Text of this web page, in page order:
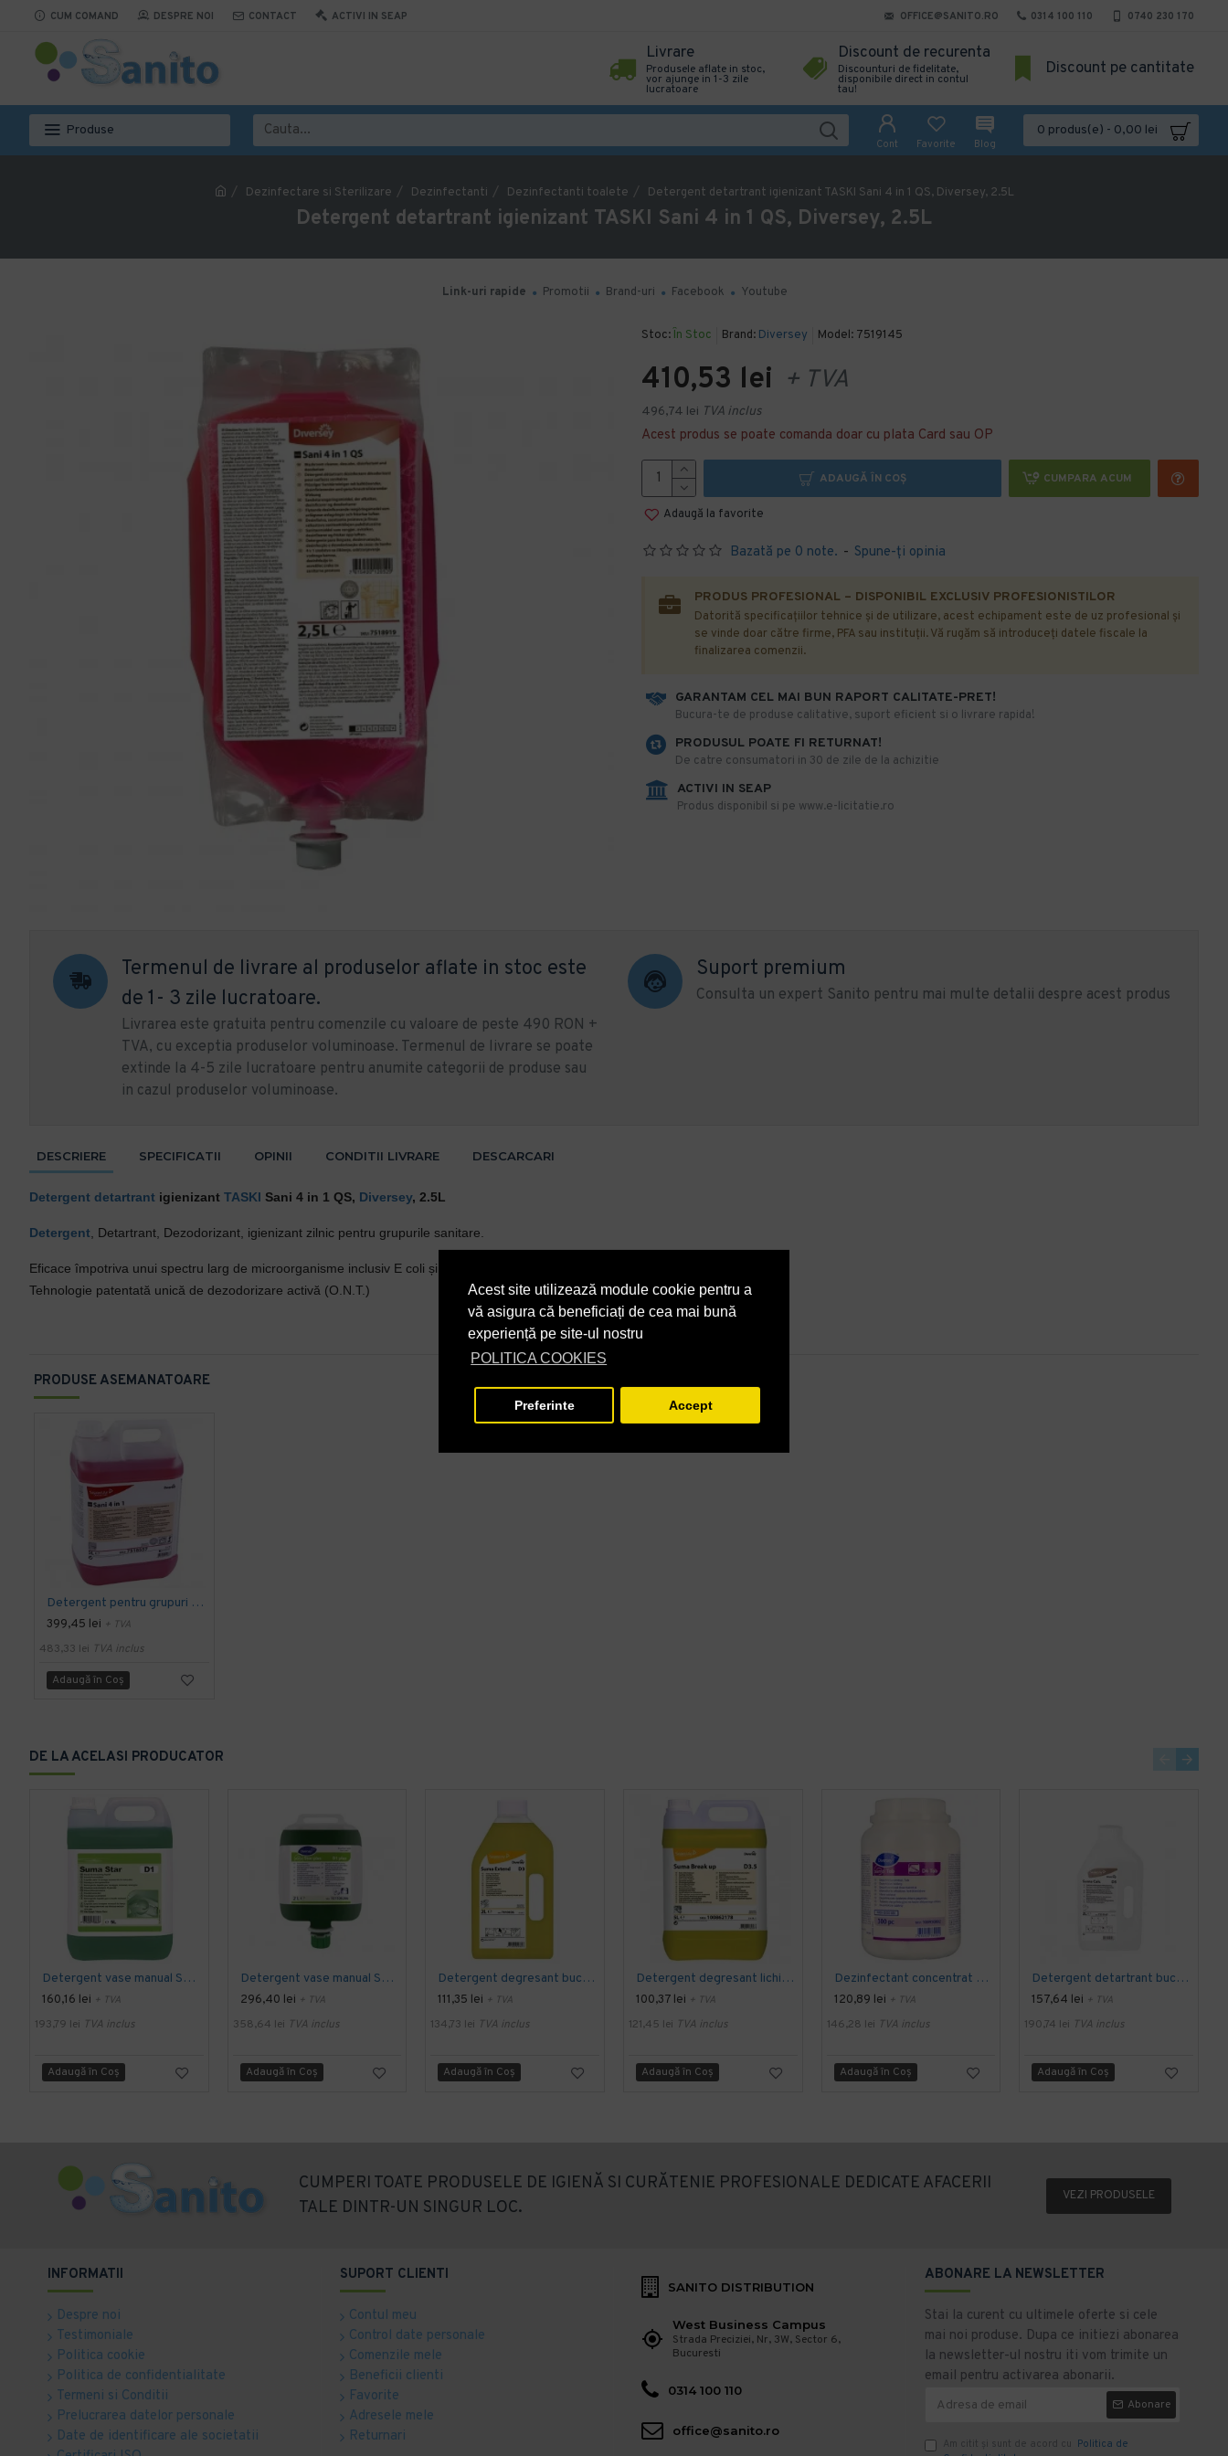
Acest site utilizează module cookie pentru a
vă asigura că beneficiați de cea mai bună
experiență pe site-ul nostru
POLITICA COOKIES
Preferinte Accept
CUM COMAND DESPRE NOI CONTACT ACTIVI IN SEAP OFFICE@SANITO.RO 0314 100 110 0740 230 170
Livrare
Produsele aflate in stoc,
vor ajunge in 1-3 zile
lucratoare
Discount de recurenta
Discounturi de fidelitate,
disponibile direct in contul
tau!
Discount pe cantitate
Produse
Cont Favorite Blog
0 produs(e) - 0,00 lei
Dezinfectare si Sterilizare Dezinfectanti Dezinfectanti toalete Detergent detartrant igienizant TASKI Sani 4 in 1 QS, Diversey, 2.5L
Detergent detartrant igienizant TASKI Sani 4 in 1 QS, Diversey, 2.5L
Link-uri rapide Promotii Brand-uri Facebook Youtube
Stoc: În Stoc Brand: Diversey Model: 7519145
Bazată pe 0 note. - Spune-ţi opinia
410,53 lei + TVA
496,74 lei TVA inclus
Acest produs se poate comanda doar cu plata Card sau OP
ADAUGĂ ÎN COŞ CUMPARA ACUM
Adaugă la favorite
GARANTAM CEL MAI BUN RAPORT CALITATE-PRET!
​Bucura-te de produse calitative, suport eficient si o livrare rapida!
PRODUSUL POATE FI RETURNAT!
De catre consumatori in 30 de zile de la achizitie
ACTIVI IN SEAP
Produs disponibil si pe www.e-licitatie.ro
PRODUS PROFESIONAL – DISPONIBIL EXCLUSIV PROFESIONISTILOR
Datorită specificațiilor tehnice și de utilizare, acest echipament este de uz profesional și
se vinde doar către firme, PFA sau instituții. Vă rugăm să introduceți datele fiscale la
finalizarea comenzii.
Termenul de livrare al produselor aflate in stoc este
de 1- 3 zile lucratoare.
Livrarea este gratuita pentru comenzile cu valoare de peste 490 RON +
TVA, cu exceptia produselor voluminoase. Termenul de livrare se poate
extinde la 4-5 zile lucratoare pentru anumite categorii de produse sau
in cazul produselor voluminoase.
Suport premium
Consulta un expert Sanito pentru mai multe detalii despre acest produs
PRODUSE ASEMANATOARE
Detergent pentru grupuri sanitare, concentrat - Taski Sani 4in1 Plus, 5 litri
399,45 lei + TVA
483,33 lei TVA inclus
Adaugă în Coş
DE LA ACELASI PRODUCATOR
Detergent vase manual SUMA STAR D1, Diversey, 5L
160,16 lei + TVA
193,79 lei TVA inclus
Adaugă în Coş
Detergent vase manual SUMA STAR D1 Plus, Diversey, 2L
296,40 lei + TVA
358,64 lei TVA inclus
Adaugă în Coş
Detergent degresant bucatarie SUMA Extend D3, Diversey, 2L
111,35 lei + TVA
134,73 lei TVA inclus
Adaugă în Coş
Detergent degresant lichid SUMA Force/ Breakup D3.5, Diversey, 5L
100,37 lei + TVA
121,45 lei TVA inclus
Adaugă în Coş
Dezinfectant concentrat pe baza de clor (cloramina), Suma Tab D4, Diversey, 300 tablete
120,89 lei + TVA
146,28 lei TVA inclus
Adaugă în Coş
Detergent detartrant bucatarie SUMA Calc D5, Diversey, 2L
157,64 lei + TVA
190,74 lei TVA inclus
Adaugă în Coş
DESCRIERE SPECIFICATII OPINII CONDITII LIVRARE DESCARCARI
Detergent detartrant igienizant TASKI Sani 4 in 1 QS, Diversey, 2.5L
Detergent , Detartrant, Dezodorizant, igienizant zilnic pentru grupurile sanitare.
Eficace împotriva unui spectru larg de microorganisme inclusiv E coli și Salmonella
Tehnologie patentată unică de dezodorizare activă (O.N.T.)
CUMPERI TOATE PRODUSELE DE IGIENĂ SI CURĂTENIE PROFESIONALE DEDICATE AFACERII
TALE DINTR-UN SINGUR LOC.
VEZI PRODUSELE
INFORMATII
Despre noi
Testimoniale
Politica cookie
Politica de confidentialitate
Termeni si Conditii
Prelucrarea datelor personale
Date de identificare ale societatii
SUPORT CLIENTI
Contul meu
Control date personale
Comenzile mele
Beneficii clienti
Favorite
Adresele mele
Returnari
SANITO DISTRIBUTION
West Business Campus
Strada Preciziei, Nr, 3W, Sector 6,
Bucuresti
0314 100 110
office@sanito.ro
ABONARE LA NEWSLETTER
Stai la curent cu ultimele oferte si cele
mai noi produse. Dupa ce initiezi abonarea
la newsletter-ul nostru iti vom trimite un
email pentru activarea abonarii.
Abonare
Am citit şi sunt de acord cu Politica de